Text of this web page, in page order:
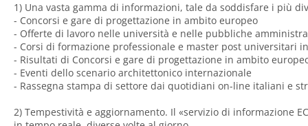
1) Una vasta gamma di informazioni, tale da soddisfare i più
- Concorsi e gare di progettazione in ambito europeo
- Offerte di lavoro nelle università e nelle pubbliche
- Corsi di formazione professionale e master post universitari
- Risultati di Concorsi e gare di progettazione in ambito
- Eventi dello scenario architettonico internazionale
- Rassegna stampa di settore dai quotidiani on-line italiani e
2) Tempestività e aggiornamento. Il «servizio di informazione